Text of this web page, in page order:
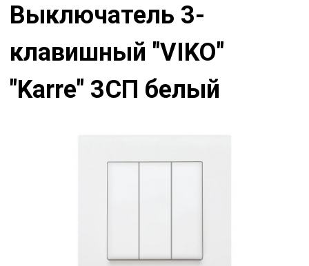
Выключатель 3-
клавишный "VIKO"
"Karre" 3СП белый